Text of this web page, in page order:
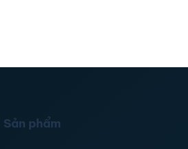
Sản phẩm